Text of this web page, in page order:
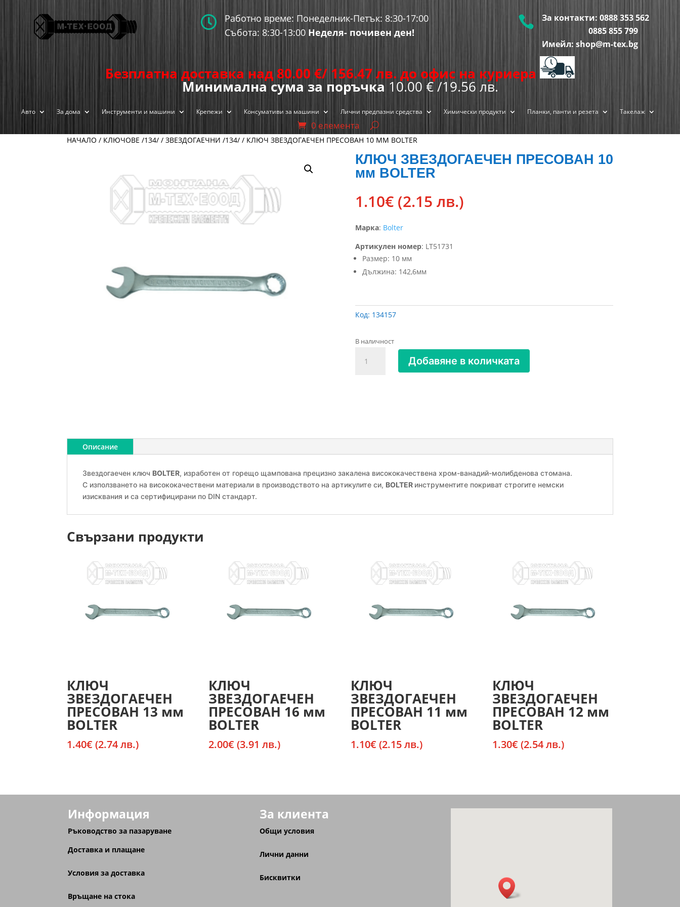

Работно време: Понеделник-Петък: 8:30-17:00
Събота: 8:30-13:00 Неделя- почивен ден!
 За контакти:0888 353 562
0885 855799
Имейл: shop@m-tex.bg
Безплатна доставка над 80.00 €/ 156.47 лв. до офис на куриера
Минимална сума за поръчка 10.00 € /19.56 лв.
Авто За дома Инструменти и машини Крепежи Консумативи за машини Лични предпазни средства Химически продукти Планки, панти и резета Такелаж
0 елемента
НАЧАЛО / КЛЮЧОВЕ /134/ / ЗВЕЗДОГАЕЧНИ /134/ / КЛЮЧ ЗВЕЗДОГАЕЧЕН ПРЕСОВАН 10 ММ BOLTER
КЛЮЧ ЗВЕЗДОГАЕЧЕН ПРЕСОВАН 10
мм BOLTER
1.10€ (2.15 лв.)
Марка: Bolter
Артикулен номер: LT51731
Размер: 10 мм
Дължина: 142,6мм
Код: 134157
В наличност
Добавяне в количката
Описание
Звездогаечен ключ BOLTER, изработен от горещо щампована прецизно закалена висококачествена хром-ванадий-молибденова стомана.
С използването на висококачествени материали в производството на артикулите си, BOLTER инструментите покриват строгите немски
изисквания и са сертифицирани по DIN стандарт.
Свързани продукти
КЛЮЧ
ЗВЕЗДОГАЕЧЕН
ПРЕСОВАН 13 мм
BOLTER
1.40€ (2.74 лв.)
КЛЮЧ
ЗВЕЗДОГАЕЧЕН
ПРЕСОВАН 16 мм
BOLTER
2.00€ (3.91 лв.)
КЛЮЧ
ЗВЕЗДОГАЕЧЕН
ПРЕСОВАН 11 мм
BOLTER
1.10€ (2.15 лв.)
КЛЮЧ
ЗВЕЗДОГАЕЧЕН
ПРЕСОВАН 12 мм
BOLTER
1.30€ (2.54 лв.)
Информация
Ръководство за пазаруване
Доставка и плащане
Условия за доставка
Връщане на стока
За клиента
Общи условия
Лични данни
Бисквитки